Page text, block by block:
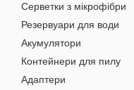
Серветки з мікрофібри
Резервуари для води
Акумулятори
Контейнери для пилу
Адаптери